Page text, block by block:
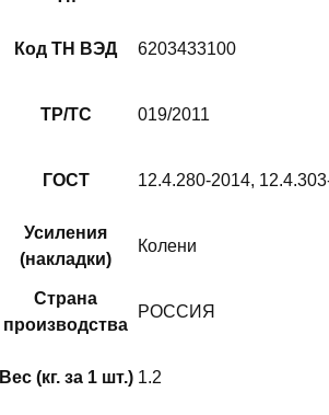
Код ТН ВЭД 6203433100
ТР/ТС 019/2011
ГОСТ 12.4.280-2014,
Усиления
(накладки)
Колени
Страна
производства
РОССИЯ
Вес (кг. за 1 шт.) 1.2